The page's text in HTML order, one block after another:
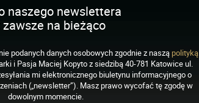
mechanizmów
naszego newslettera
zawsze na bieżąco
podanych danych osobowych zgodnie z naszą polityką
i Pasja Maciej Kopyto z siedzibą 40-781 Katowice ul.
mi elektronicznego biuletynu informacyjnego o
(„newsletter”). Masz prawo wycofać tę zgodę w
dowolnym momencie.